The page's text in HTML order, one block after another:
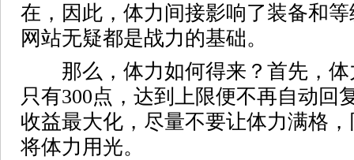
在，因此，体力间接影响了装备和
网站无疑都是战力的基础。
那么，体力如何得来？首先，体
只有300点，达到上限便不再自动回
收益最大化，尽量不要让体力满格
将体力用光。